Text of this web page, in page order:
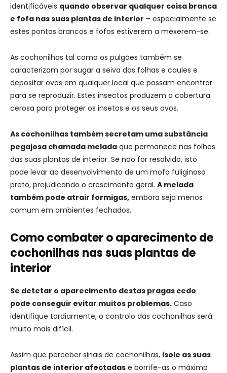
identificáveis quando observar qualquer coisa branca
e fofa nas suas plantas de interior – especialmente se
estes pontos brancos e fofos estiverem a mexerem-se.
As cochonilhas tal como os pulgões também se
caracterizam por sugar a seiva das folhas e caules e
depositar ovos em qualquer local que possam encontrar
para se reproduzir. Estes insectos produzem a cobertura
cerosa para proteger os insetos e os seus ovos.
As cochonilhas também secretam uma substância
pegajosa chamada melada que permanece nas folhas
das suas plantas de interior. Se não for resolvido, isto
pode levar ao desenvolvimento de um mofo fuliginoso
preto, prejudicando o crescimento geral. A melada
também pode atrair formigas, embora seja menos
comum em ambientes fechados.
Como combater o aparecimento de
cochonilhas nas suas plantas de
interior
Se detetar o aparecimento destas pragas cedo
pode conseguir evitar muitos problemas. Caso
identifique tardiamente, o controlo das cochonilhas será
muito mais difícil.
Assim que perceber sinais de cochonilhas, isole as suas
plantas de interior afectadas e borrife-as o máximo